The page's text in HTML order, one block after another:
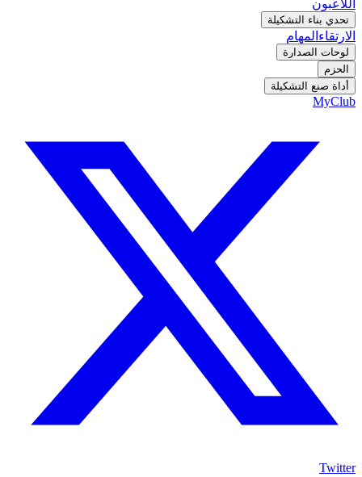
اللاعبون
تحدي بناء التشكيلة
الارتقاء المهام
لوحات الصدارة
الحزم
أداة صنع التشكيلة
MyClub
Twitter